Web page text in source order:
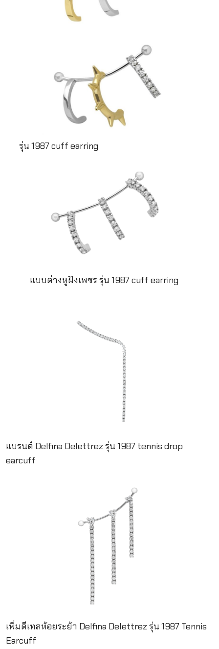
รุ่น 1987 cuff earring
แบบต่างหูฝังเพชร รุ่น 1987 cuff earring
แบรนด์ Delfina Delettrez รุ่น 1987 tennis drop
earcuff
เพิ่มดีเทลห้อยระย้า Delfina Delettrez รุ่น 1987 Tennis
Earcuff